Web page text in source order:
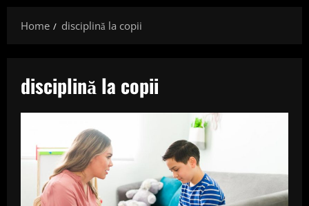
Home
disciplină la copii
disciplină la copii